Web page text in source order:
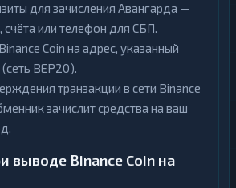
для зачисления Авангарда —
счёта или телефон для СБП.
Coin на адрес, указанный
BEP20).
транзакции в сети Binance
зачислит средства на ваш
выводе Binance Coin на